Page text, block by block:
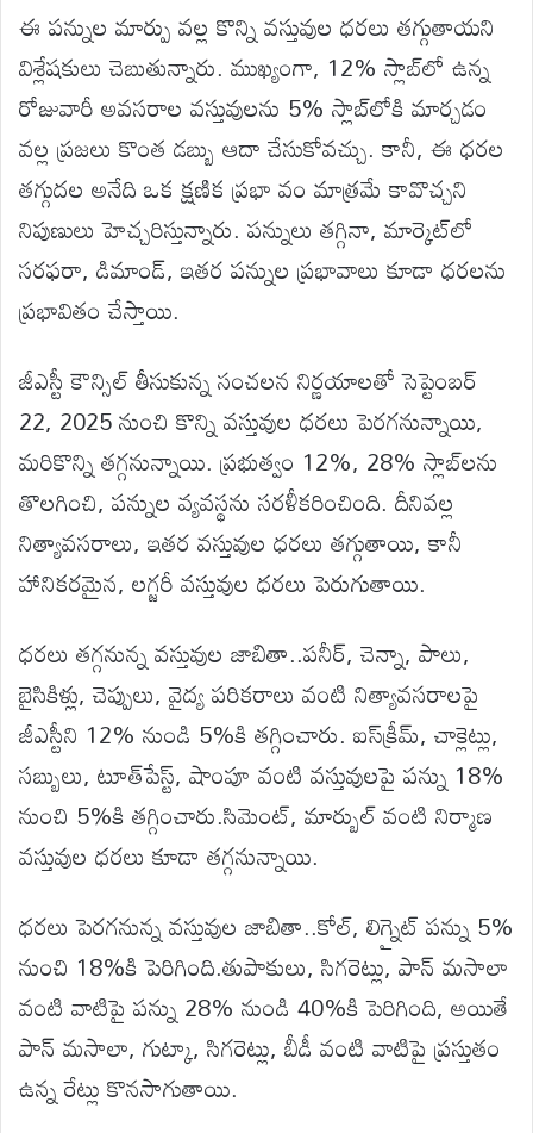
ఈ పన్నుల మార్పు వల్ల కొన్ని వస్తువుల ధరలు తగ్గుతాయని
విశ్లేషకులు చెబుతున్నారు. ముఖ్యంగా, 12% స్లాబ్‌లో ఉన్న
రోజువారీ అవసరాల వస్తువులను 5% స్లాబ్‌లోకి మార్చడం
వల్ల ప్రజలు కొంత డబ్బు ఆదా చేసుకోవచ్చు. కానీ, ఈ ధరల
తగ్గుదల అనేది ఒక క్షణిక ప్రభా వం మాత్రమే కావొచ్చని
నిపుణులు హెచ్చరిస్తున్నారు. పన్నులు తగ్గినా, మార్కెట్‌లో
సరఫరా, డిమాండ్, ఇతర పన్నుల ప్రభావాలు కూడా ధరలను
ప్రభావితం చేస్తాయి.
జీఎస్టీ కౌన్సిల్ తీసుకున్న సంచలన నిర్ణయాలతో సెప్టెంబర్
22, 2025 నుంచి కొన్ని వస్తువుల ధరలు పెరగనున్నాయి,
మరికొన్ని తగ్గనున్నాయి. ప్రభుత్వం 12%, 28% స్లాబ్‌లను
తొలగించి, పన్నుల వ్యవస్థను సరళీకరించింది. దీనివల్ల
నిత్యావసరాలు, ఇతర వస్తువుల ధరలు తగ్గుతాయి, కానీ
హానికరమైన, లగ్జరీ వస్తువుల ధరలు పెరుగుతాయి.
ధరలు తగ్గనున్న వస్తువుల జాబితా..పనీర్, చెన్నా, పాలు,
బైసికిళ్లు, చెప్పులు, వైద్య పరికరాలు వంటి నిత్యావసరాలపై
జీఎస్టీని 12% నుండి 5%కి తగ్గించారు. ఐస్‌క్రీమ్, చాక్లెట్లు,
సబ్బులు, టూత్‌పేస్ట్, షాంపూ వంటి వస్తువులపై పన్ను 18%
నుంచి 5%కి తగ్గించారు.సిమెంట్, మార్బుల్ వంటి నిర్మాణ
వస్తువుల ధరలు కూడా తగ్గనున్నాయి.
ధరలు పెరగనున్న వస్తువుల జాబితా..కోల్, లిగ్నైట్ పన్ను 5%
నుంచి 18%కి పెరిగింది.తుపాకులు, సిగరెట్లు, పాన్ మసాలా
వంటి వాటిపై పన్ను 28% నుండి 40%కి పెరిగింది, అయితే
పాన్ మసాలా, గుట్కా, సిగరెట్లు, బీడీ వంటి వాటిపై ప్రస్తుతం
ఉన్న రేట్లు కొనసాగుతాయి.